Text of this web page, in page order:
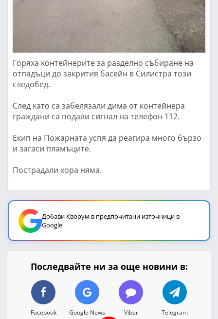
Горяха контейнерите за разделно събиране на
отпадъци до закрития басейн в Силистра този
следобед.
След като са забелязали дима от контейнера
граждани са подали сигнал на телефон 112.
Екип на Пожарната успя да реагира много бързо
и загаси пламъците.
Пострадали хора няма.
Добави Кворум в предпочитани източници в
Google
Последвайте ни за още новини в:
Facebook Google News Viber Telegram